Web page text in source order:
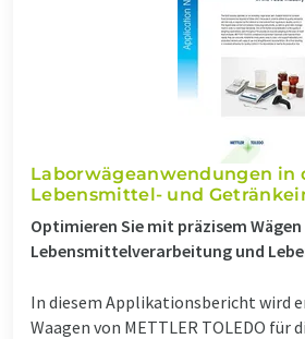
Laborwägeanwendungen in
Lebensmittel- und
Optimieren Sie mit präzisem Wägen
Lebensmittelverarbeitung und
In diesem Applikationsbericht wird
Waagen von METTLER TOLEDO für